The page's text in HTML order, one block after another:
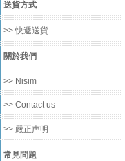
送貨方式
>> 快遞送貨
關於我們
>> Nisim
>> Contact us
>> 嚴正声明
常見問題